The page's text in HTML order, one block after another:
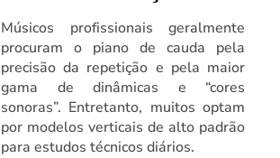
Músicos profissionais geralmente
procuram o piano de cauda pela
precisão da repetição e pela maior
gama de dinâmicas e “cores
sonoras”. Entretanto, muitos optam
por modelos verticais de alto padrão
para estudos técnicos diários.